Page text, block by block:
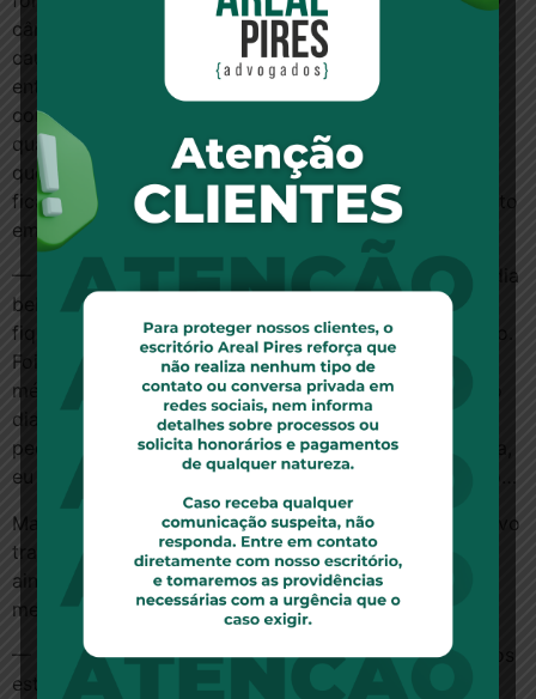
câncer reagiu para não ser destruído e acabou
causando mazelas para o jovem. Os médicos
entubaram Yago, colocaram-no no CTI e induziram o
coma. A cada dia, sua mãe ouvia dos médicos que o
quadro se agravara. No final de uma semana, tiveram
que acordá-lo pois havia risco de infecção. A mãe
ficava com ele no CTI para que ele tivesse um conforto
em seus possíveis minutos finais.
— Eu não respirava por mim, não podia falar, não podia
beber, não podia comer. Durante os 18 dias em que
fiquei ali acordado, eu desejei, por 18 dias, ter morrido.
Foi um pesadelo. Depois dos primeiros dez dias, o
médico disse que eu tive uma pequena melhora. Aí no
dia seguinte, ele veio e falou “olha, você teve uma
pequena melhora novamente”. A cada dia que passava,
eu melhorava um pouco e ia melhorando, melhorando…
Mas a saúde estava frágil e se eu fizesse qualquer novo
tratamento, morreria. Yago perguntou quantos meses
ainda tinha de vida e a resposta foi de “três a seis
meses”.
— Meu mundo desabou ali. Fui para casa, meus amigos
estavam lá em festa por eu estar voltando. Eu me